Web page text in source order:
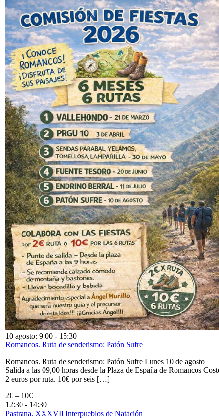
10 agosto: 9:00 - 15:30
Romancos. Ruta de senderismo: Patón Sufre
Romancos. Ruta de senderismo: Patón Sufre Lunes 10 de agosto
Salida a las 09,00 horas desde la Plaza de España de Romancos
2 euros por ruta. 10€ por seis […]
2€ – 10€
12:30 - 14:30
Pastrana. XXXVII Interpueblos de Natación